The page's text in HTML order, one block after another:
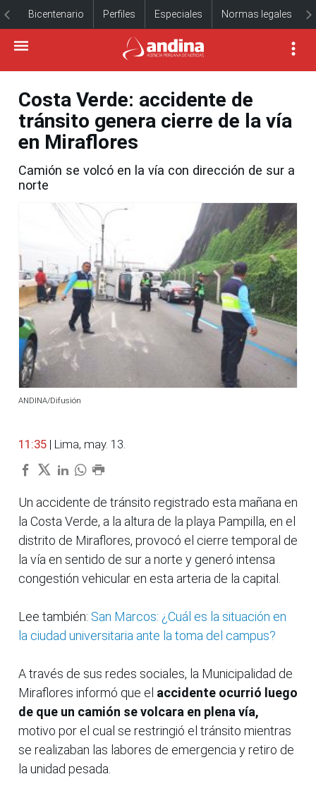
Bicentenario Perfiles Especiales Normas legales
Costa Verde: accidente de
tránsito genera cierre de la vía
en Miraflores
Camión se volcó en la vía con dirección de sur a
norte
ANDINA/Difusión
11:35 | Lima, may. 13.
Un accidente de tránsito registrado esta mañana en
la Costa Verde, a la altura de la playa Pampilla, en el
distrito de Miraflores, provocó el cierre temporal de
la vía en sentido de sur a norte y generó intensa
congestión vehicular en esta arteria de la capital.
Lee también: San Marcos: ¿Cuál es la situación en
la ciudad universitaria ante la toma del campus?
A través de sus redes sociales, la Municipalidad de
Miraflores informó que el accidente ocurrió luego
de que un camión se volcara en plena vía,
motivo por el cual se restringió el tránsito mientras
se realizaban las labores de emergencia y retiro de
la unidad pesada.